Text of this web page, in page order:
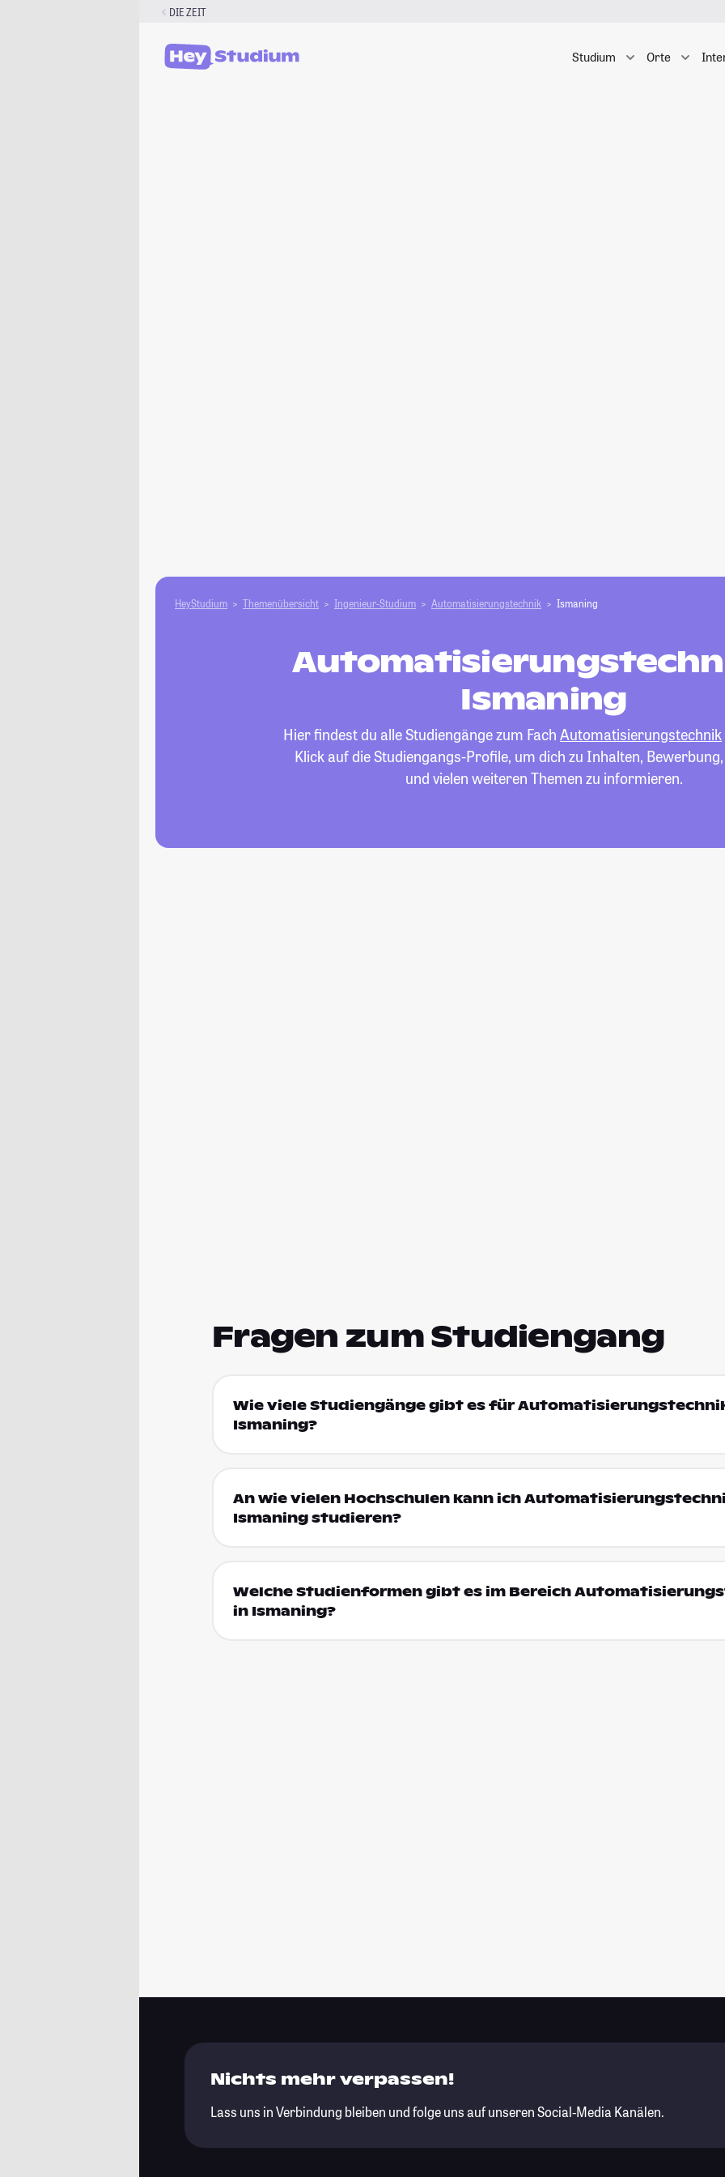
DIE ZEIT
Studium Orte
HeyStudium Themenübersicht Ingenieur-Studium Automatisierungstechnik Ismaning
Ismaning
Hier findest du alle Studiengänge zum Fach Automatisierungstechnik
Klick auf die Studiengangs-Profile, um dich zu Inhalten,
und vielen weiteren Themen zu informieren.
Fragen zum Studiengang
Wie viele Studiengänge gibt es für
Ismaning?
An wie vielen Hochschulen kann ich
Ismaning studieren?
Welche Studienformen gibt es im Bereich
in Ismaning?
Nichts mehr verpassen!
Lass uns in Verbindung bleiben und folge uns auf unseren Social-Media Kanälen.